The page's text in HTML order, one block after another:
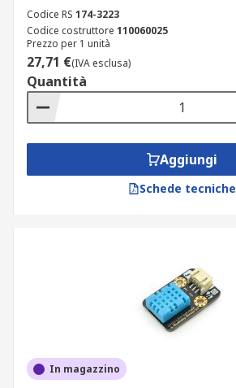
Codice RS 174-3223
Codice costruttore 110060025
Prezzo per 1 unità
27,71 €(IVA esclusa)
Quantità
Aggiungi
Schede tecniche
In magazzino